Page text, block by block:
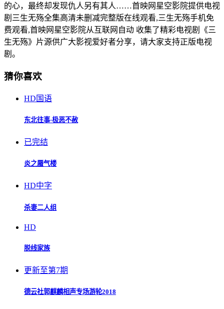
的心，最终却发现仇人另有其人……首映网星空影院提供电视
剧三生无殇全集高清未删减完整版在线观看,三生无殇手机免
费观看,首映网星空影院从互联网自动 收集了精彩电视剧《三
生无殇》片源供广大影视爱好者分享，请大家支持正版电视
剧。
猜你喜欢
HD国语
东北往事·极恶不赦
已完结
炎之蜃气楼
HD中字
杀妻二人组
HD
脱线家族
更新至第7期
德云社郭麒麟相声专场游轮2018